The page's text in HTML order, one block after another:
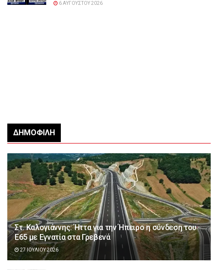
6 ΑΥΓΟΎΣΤΟΥ 2026
ΔΗΜΟΦΙΛΉ
Στ. Καλογιάννης: Ήττα για την Ήπειρο η σύνδεση του
Ε65 με Εγνατία στα Γρεβενά
27 ΙΟΥΛΊΟΥ 2026